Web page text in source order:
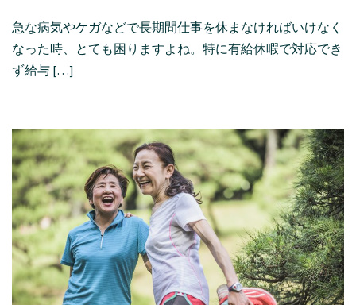
急な病気やケガなどで長期間仕事を休まなければいけなく
なった時、とても困りますよね。特に有給休暇で対応でき
ず給与 […]